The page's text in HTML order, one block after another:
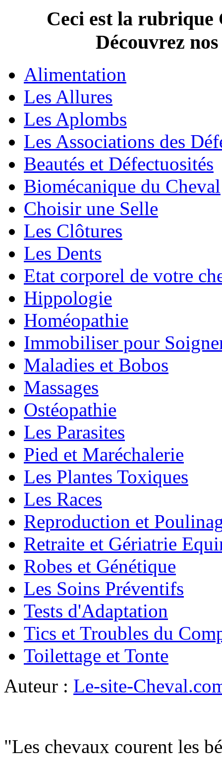
Ceci est la rubrique
Découvrez
Alimentation
Les Allures
Les Aplombs
Les Associations des
Beautés et Défectuosités
Biomécanique du Cheval
Choisir une Selle
Les Clôtures
Les Dents
Etat corporel de votre
Hippologie
Homéopathie
Immobiliser pour
Maladies et Bobos
Massages
Ostéopathie
Les Parasites
Pied et Maréchalerie
Les Plantes Toxiques
Les Races
Reproduction et
Retraite et Gériatrie
Robes et Génétique
Les Soins Préventifs
Tests d'Adaptation
Tics et Troubles du
Toilettage et Tonte
Auteur : Le-site-
"Les chevaux courent les